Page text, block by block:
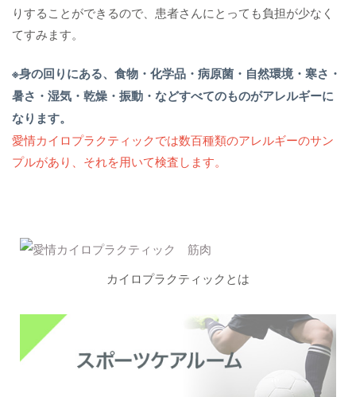
りすることができるので、患者さんにとっても負担が少なく
てすみます。
※身の回りにある、食物・化学品・病原菌・自然環境・寒さ・
暑さ・湿気・乾燥・振動・などすべてのものがアレルギーに
なります。
愛情カイロプラクティックでは数百種類のアレルギーのサン
プルがあり、それを用いて検査します。
カイロプラクティックとは